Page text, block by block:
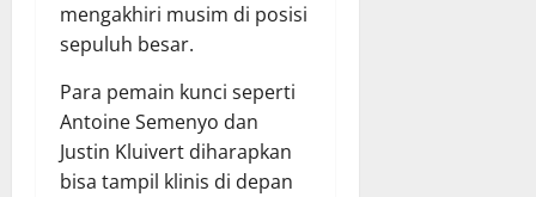
mengakhiri musim di posisi
sepuluh besar.
Para pemain kunci seperti
Antoine Semenyo dan
Justin Kluivert diharapkan
bisa tampil klinis di depan